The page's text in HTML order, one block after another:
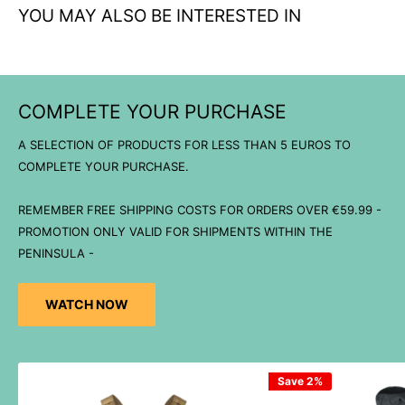
YOU MAY ALSO BE INTERESTED IN
COMPLETE YOUR PURCHASE
A SELECTION OF PRODUCTS FOR LESS THAN 5 EUROS TO
COMPLETE YOUR PURCHASE.
REMEMBER FREE SHIPPING COSTS FOR ORDERS OVER €59.99 -
PROMOTION ONLY VALID FOR SHIPMENTS WITHIN THE
PENINSULA -
WATCH NOW
Save 2%